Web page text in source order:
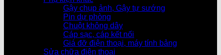
Gậy chụp ảnh, Gậy tự sướng
Pin dự phòng
Chuột không dây
Cáp sạc, cáp kết nối
Giá đỡ điện thoại, máy tính bảng
Sửa chữa điện thoại